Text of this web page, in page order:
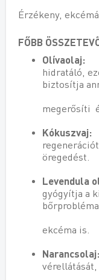
Érzékeny,
FŐBB
Olívaolaj:
hidratáló,
biztosítja
megerősíti
Kókuszvaj:
öregedést.
Levendula
gyógyítja a
többek
ekcéma is.
Narancsolaj: